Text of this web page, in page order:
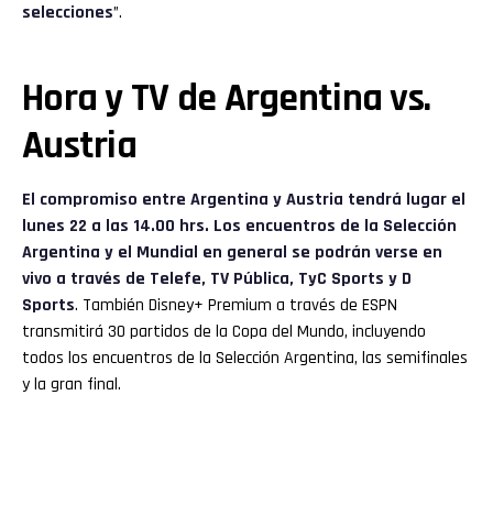
selecciones”.
Hora y TV de Argentina vs.
Austria
El compromiso entre Argentina y Austria tendrá lugar el
lunes 22 a las 14.00 hrs. Los encuentros de la Selección
Argentina y el Mundial en general se podrán verse en
vivo a través de Telefe, TV Pública, TyC Sports y D
Sports. También Disney+ Premium a través de ESPN
transmitirá 30 partidos de la Copa del Mundo, incluyendo
todos los encuentros de la Selección Argentina, las semifinales
y la gran final.